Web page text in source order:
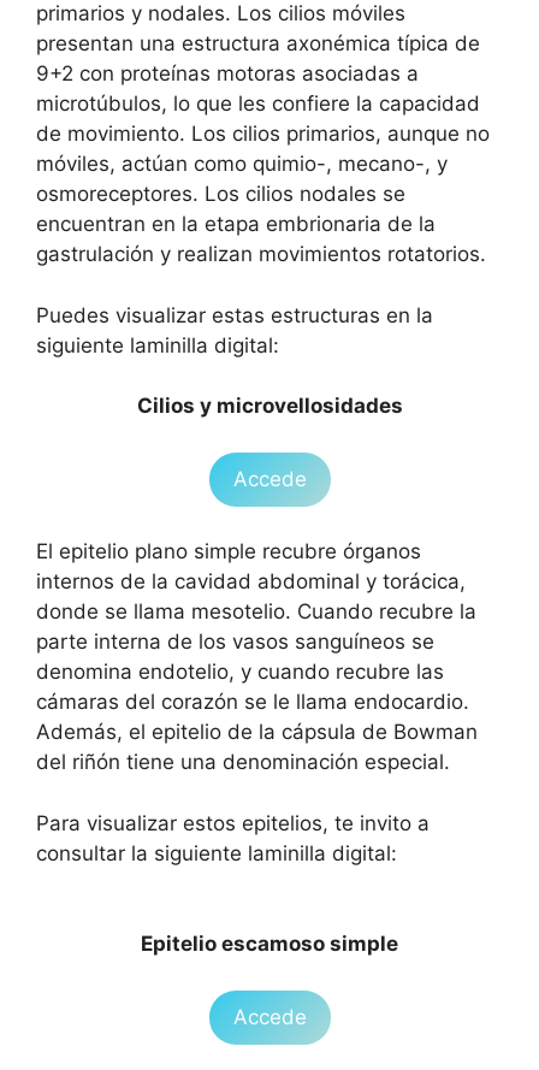
primarios y nodales. Los cilios móviles
presentan una estructura axonémica típica de
9+2 con proteínas motoras asociadas a
microtúbulos, lo que les confiere la capacidad
de movimiento. Los cilios primarios, aunque no
móviles, actúan como quimio-, mecano-, y
osmoreceptores. Los cilios nodales se
encuentran en la etapa embrionaria de la
gastrulación y realizan movimientos rotatorios.
Puedes visualizar estas estructuras en la
siguiente laminilla digital:
Cilios y microvellosidades
Accede
El epitelio plano simple recubre órganos
internos de la cavidad abdominal y torácica,
donde se llama mesotelio. Cuando recubre la
parte interna de los vasos sanguíneos se
denomina endotelio, y cuando recubre las
cámaras del corazón se le llama endocardio.
Además, el epitelio de la cápsula de Bowman
del riñón tiene una denominación especial.
Para visualizar estos epitelios, te invito a
consultar la siguiente laminilla digital:
Epitelio escamoso simple
Accede